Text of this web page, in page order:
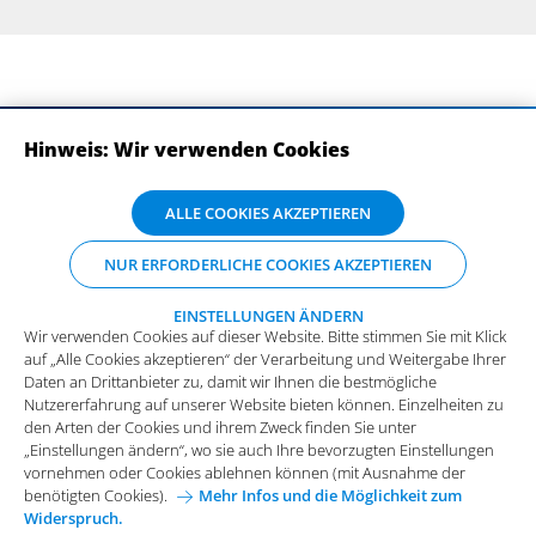
Impressum Datenschutz
Allgemeine Einkaufsbedingungen
Karriere bei Arvato Systems Kontakt
Wir verwenden Cookies auf dieser Website. Bitte stimmen Sie mit Klick
auf „Alle Cookies akzeptieren“ der Verarbeitung und Weitergabe Ihrer
Daten an Drittanbieter zu, damit wir Ihnen die bestmögliche
Nutzererfahrung auf unserer Website bieten können. Einzelheiten zu
den Arten der Cookies und ihrem Zweck finden Sie unter
„Einstellungen ändern“, wo sie auch Ihre bevorzugten Einstellungen
vornehmen oder Cookies ablehnen können (mit Ausnahme der
benötigten Cookies).
Mehr Infos und die Möglichkeit zum
Widerspruch.
Hinweis: Wir verwenden Cookies
ALLE COOKIES AKZEPTIEREN
NUR ERFORDERLICHE COOKIES AKZEPTIEREN
EINSTELLUNGEN ÄNDERN
Wir verwenden Cookies auf dieser Website. Bitte stimmen Sie mit Klick
auf „Alle Cookies akzeptieren“ der Verarbeitung und Weitergabe Ihrer
Daten an Drittanbieter zu, damit wir Ihnen die bestmögliche
Nutzererfahrung auf unserer Website bieten können. Einzelheiten zu
den Arten der Cookies und ihrem Zweck finden Sie unter
„Einstellungen ändern“, wo sie auch Ihre bevorzugten Einstellungen
vornehmen oder Cookies ablehnen können (mit Ausnahme der
benötigten Cookies).
Mehr Infos und die Möglichkeit zum
Widerspruch.
Funktionale Cookies
Diese Cookies sind essenziell wichtig für die einwandfreie
Funktion der Website.
Analytische Cookies